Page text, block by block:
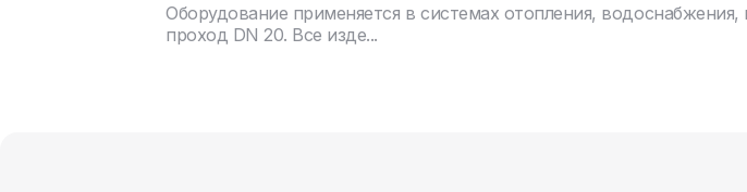
Оборудование применяется в системах отопления,
проход DN 20. Все изде...